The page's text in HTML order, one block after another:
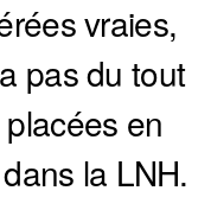
vraies,
pas du tout
en
la LNH.